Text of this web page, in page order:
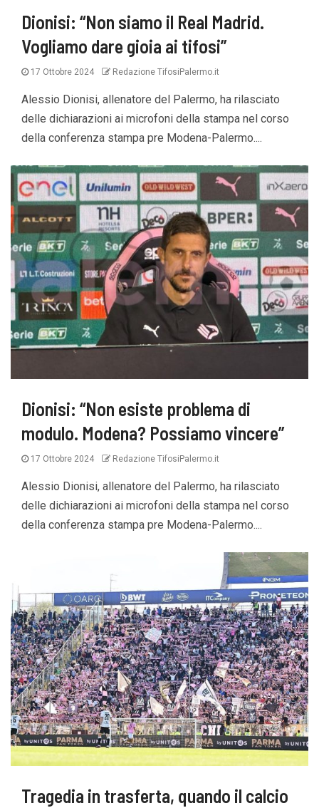
Dionisi: “Non siamo il Real Madrid.
Vogliamo dare gioia ai tifosi”
17 Ottobre 2024 Redazione TifosiPalermo.it
Alessio Dionisi, allenatore del Palermo, ha rilasciato
delle dichiarazioni ai microfoni della stampa nel corso
della conferenza stampa pre Modena-Palermo....
Dionisi: “Non esiste problema di
modulo. Modena? Possiamo vincere”
17 Ottobre 2024 Redazione TifosiPalermo.it
Alessio Dionisi, allenatore del Palermo, ha rilasciato
delle dichiarazioni ai microfoni della stampa nel corso
della conferenza stampa pre Modena-Palermo....
Tragedia in trasferta, quando il calcio